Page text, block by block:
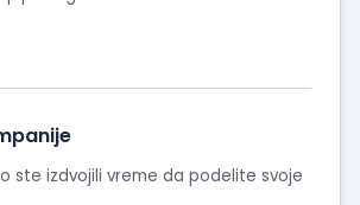
ste izdvojili vreme da podelite svoje